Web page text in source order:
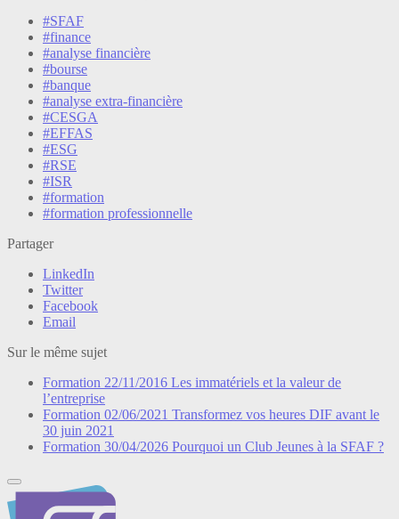
#SFAF
#finance
#analyse financière
#bourse
#banque
#analyse extra-financière
#CESGA
#EFFAS
#ESG
#RSE
#ISR
#formation
#formation professionnelle
Partager
LinkedIn
Twitter
Facebook
Email
Sur le même sujet
Formation 22/11/2016 Les immatériels et la valeur de
l’entreprise
Formation 02/06/2021 Transformez vos heures DIF avant le
30 juin 2021
Formation 30/04/2026 Pourquoi un Club Jeunes à la SFAF ?